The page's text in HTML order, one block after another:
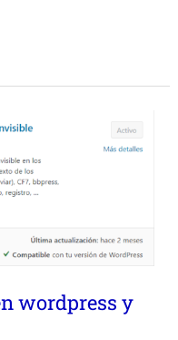
wordpress y